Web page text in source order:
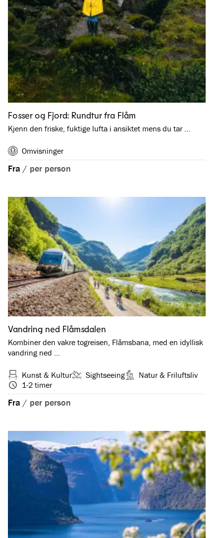
Fosser og Fjord: Rundtur fra Flåm
Kjenn den friske, fuktige lufta i ansiktet mens du tar …
Omvisninger
Fra / per person
Vandring ned Flåmsdalen
Kombiner den vakre togreisen, Flåmsbana, med en idyllisk
vandring ned …
Kunst & Kultur Sightseeing
Natur & Friluftsliv
1-2 timer
Fra / per person